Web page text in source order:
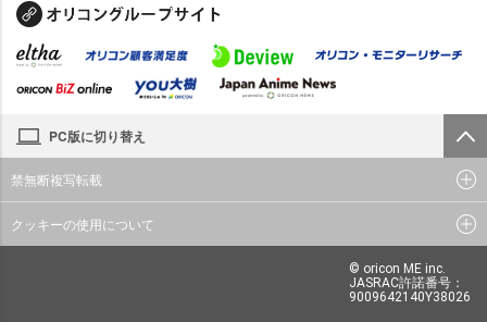
PC版に切り替え
禁無断複写転載
クッキーの使用について
© oricon ME inc.
JASRAC許諾番号：
9009642140Y38026